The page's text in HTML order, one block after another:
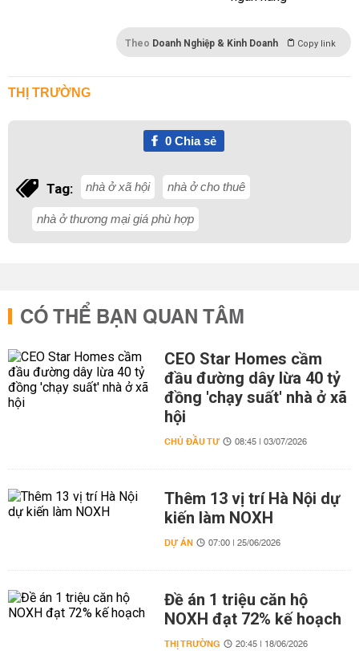
Theo Doanh Nghiệp & Kinh Doanh Copy link
THỊ TRƯỜNG
0Chia sẻ
Tag: nhà ở xã hội nhà ở cho thuê
nhà ở thương mại giá phù hợp
CÓ THỂ BẠN QUAN TÂM
CEO Star Homes cầm
đầu đường dây lừa 40 tỷ
đồng 'chạy suất' nhà ở xã
hội
CHỦ ĐẦU TƯ 08:45 | 03/07/2026
Thêm 13 vị trí Hà Nội dự
kiến làm NOXH
DỰ ÁN 07:00 | 25/06/2026
Đề án 1 triệu căn hộ
NOXH đạt 72% kế hoạch
THỊ TRƯỜNG 20:45 | 18/06/2026